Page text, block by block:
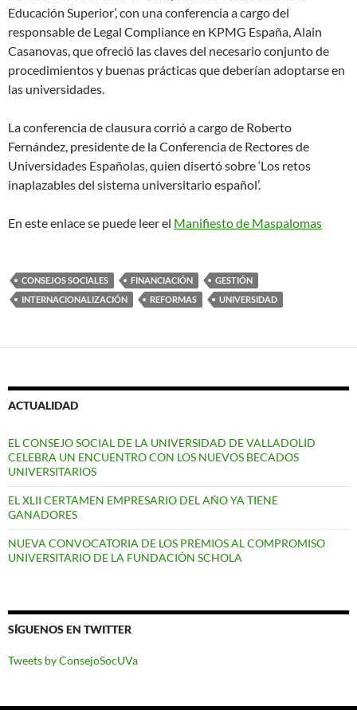
Educación Superior’, con una conferencia a cargo del
responsable de Legal Compliance en KPMG España, Alain
Casanovas, que ofreció las claves del necesario conjunto de
procedimientos y buenas prácticas que deberían adoptarse en
las universidades.
La conferencia de clausura corrió a cargo de Roberto
Fernández, presidente de laConferencia de Rectores de
Universidades Españolas, quien disertó sobre ‘Los retos
inaplazables del sistema universitario español’.
En este enlace se puede leer el Manifiesto de Maspalomas
CONSEJOS SOCIALES FINANCIACIÓN
GESTIÓN
INTERNACIONALIZACIÓN
REFORMAS UNIVERSIDAD
ACTUALIDAD
EL CONSEJO SOCIAL DE LA UNIVERSIDAD DE VALLADOLID
CELEBRA UN ENCUENTRO CON LOS NUEVOS BECADOS
UNIVERSITARIOS
EL XLII CERTAMEN EMPRESARIO DEL AÑO YA TIENE
GANADORES
NUEVA CONVOCATORIA DE LOS PREMIOS AL COMPROMISO
UNIVERSITARIO DE LA FUNDACIÓN SCHOLA
SÍGUENOS EN TWITTER
Tweets by ConsejoSocUVa